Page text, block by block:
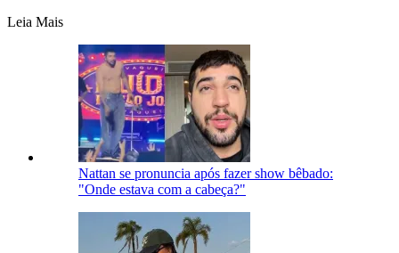
Leia Mais
Nattan se pronuncia após fazer show bêbado:
"Onde estava com a cabeça?"